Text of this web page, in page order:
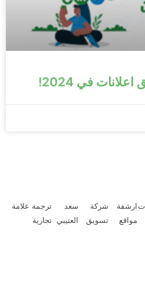
في 2024!
مواقع
شركة
تسويق
سعد
العتيبي
ترجمة علامة
تجارية